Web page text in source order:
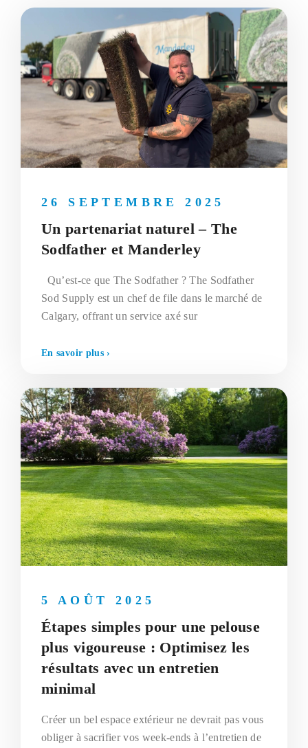
Un partenariat naturel – The
Sodfather et Manderley
26 SEPTEMBRE 2025
Qu’est-ce que The Sodfather ? The Sodfather
Sod Supply est un chef de file dans le marché de
Calgary, offrant un service axé sur
En savoir plus ›
Étapes simples pour une pelouse
plus vigoureuse : Optimisez les
résultats avec un entretien
minimal
5 AOÛT 2025
Créer un bel espace extérieur ne devrait pas vous
obliger à sacrifier vos week-ends à l’entretien de